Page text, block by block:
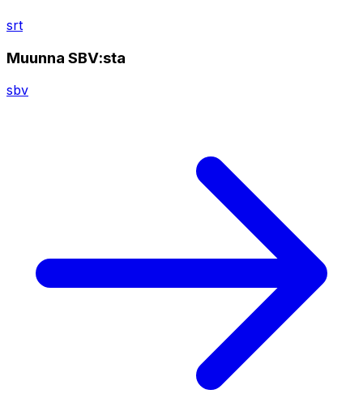
srt
Muunna SBV:sta
sbv